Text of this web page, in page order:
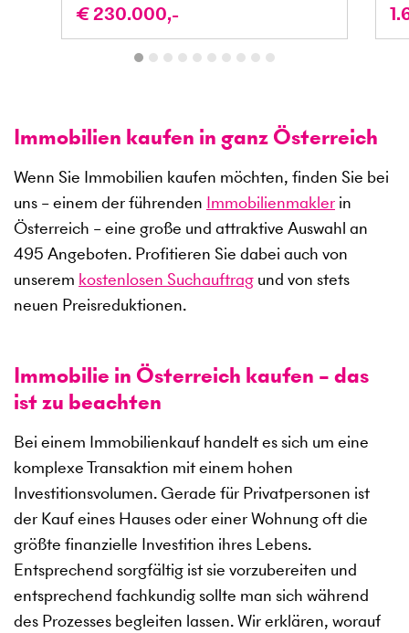
€ 230.000,-
Immobilien kaufen in ganz Österreich
Wenn Sie Immobilien kaufen möchten, finden Sie bei
uns – einem der führenden Immobilienmakler in
Österreich – eine große und attraktive Auswahl an
495 Angeboten. Profitieren Sie dabei auch von
unserem kostenlosen Suchauftrag und von stets
neuen Preisreduktionen.
Immobilie in Österreich kaufen – das
ist zu beachten
Bei einem Immobilienkauf handelt es sich um eine
komplexe Transaktion mit einem hohen
Investitionsvolumen. Gerade für Privatpersonen ist
der Kauf eines Hauses oder einer Wohnung oft die
größte finanzielle Investition ihres Lebens.
Entsprechend sorgfältig ist sie vorzubereiten und
entsprechend fachkundig sollte man sich während
des Prozesses begleiten lassen. Wir erklären, worauf